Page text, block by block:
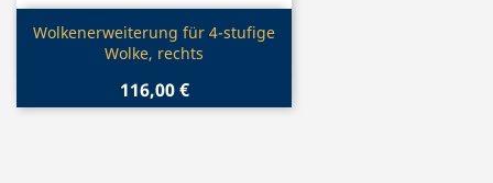
Vorschau
Wolkenerweiterung für 4-stufige
Wolke, rechts
116,00 €